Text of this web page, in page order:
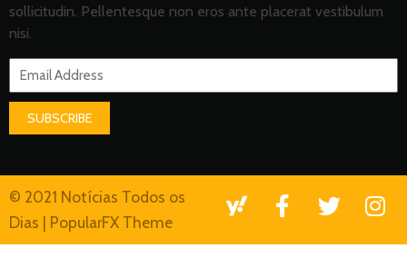
sollicitudin. Pellentesque non eros ante placerat vestibulum
nisi.
SUBSCRIBE
© 2021 Notícias Todos os
Dias | PopularFX Theme